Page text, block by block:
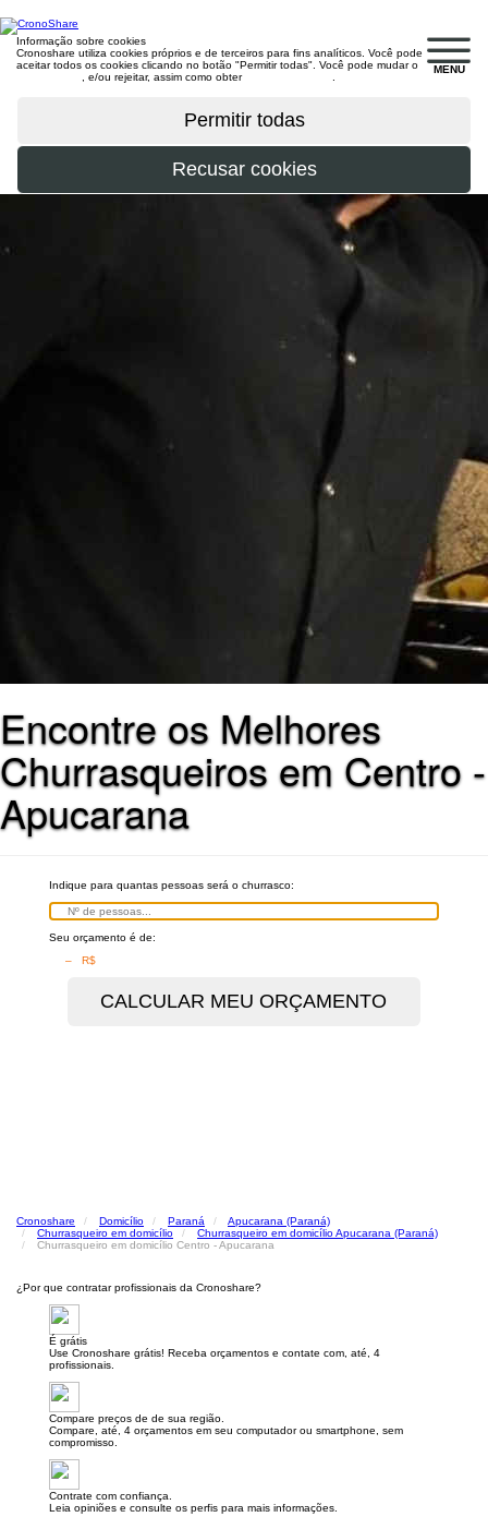
MENU
Informação sobre cookies
Cronoshare utiliza cookies próprios e de terceiros para fins analíticos. Você pode
aceitar todos os cookies clicando no botão "Permitir todas". Você pode mudar o
, e/ou rejeitar, assim como obter
Encontre os Melhores
Churrasqueiros em Centro -
Apucarana
Indique para quantas pessoas será o churrasco:
Seu orçamento é de:
– R$
Cronoshare Domicílio Paraná
Apucarana (Paraná)
Churrasqueiro em domicílio
Churrasqueiro em domicílio Apucarana (Paraná)
Churrasqueiro em domicílio Centro - Apucarana
¿Por que contratar profissionais da Cronoshare?
É grátis
Use Cronoshare grátis! Receba orçamentos e contate com, até, 4
profissionais.
Compare preços de de sua região.
Compare, até, 4 orçamentos em seu computador ou smartphone, sem
compromisso.
Contrate com confiança.
Leia opiniões e consulte os perfis para mais informações.